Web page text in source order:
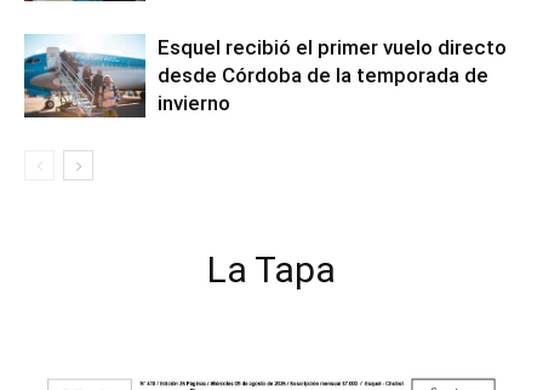
Esquel recibió el primer vuelo directo
desde Córdoba de la temporada de
invierno
La Tapa